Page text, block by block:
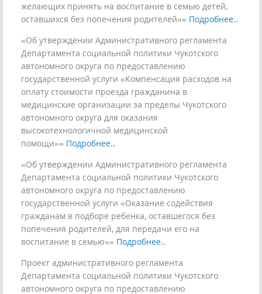
желающих принять на воспитание в семью детей,
оставшихся без попечения родителей»» Подробнее..
«Об утверждении Административного регламента
Департамента социальной политики Чукотского
автономного округа по предоставлению
государственной услуги «Компенсация расходов на
оплату стоимости проезда гражданина в
медицинские организации за пределы Чукотского
автономного округа для оказания
высокотехнологичной медицинской
помощи»» Подробнее..
«Об утверждении Административного регламента
Департамента социальной политики Чукотского
автономного округа по предоставлению
государственной услуги «Оказание содействия
гражданам в подборе ребенка, оставшегося без
попечения родителей, для передачи его на
воспитание в семью»» Подробнее..
Проект административного регламента
Департамента социальной политики Чукотского
автономного округа по предоставлению